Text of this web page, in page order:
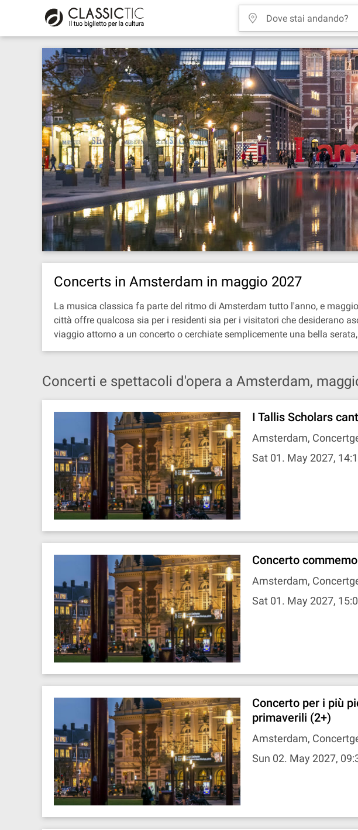
Concerts in Amsterdam in maggio 2027
La musica classica fa parte del ritmo di Amsterdam tutto l'anno, e
città offre qualcosa sia per i residenti sia per i visitatori che desiderano
viaggio attorno a un concerto o cerchiate semplicemente una bella
Concerti e spettacoli d'opera a Amsterdam,
I Tallis Scholars
Amsterdam,
Sat 01. May 2027,
Concerto
Amsterdam,
Sat 01. May 2027,
Concerto per i più
primaverili (2+)
Amsterdam,
Sun 02. May 2027,